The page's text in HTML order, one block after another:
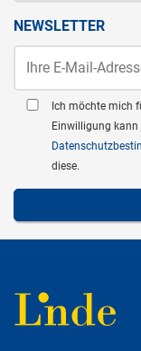
NEWSLETTER
Ich möchte mich
Einwilligung kann
diese.